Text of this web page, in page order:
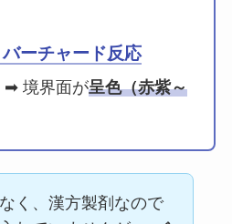
ーチャード反応
➡ 境界面が呈色（赤紫～
く、漢方製剤なので